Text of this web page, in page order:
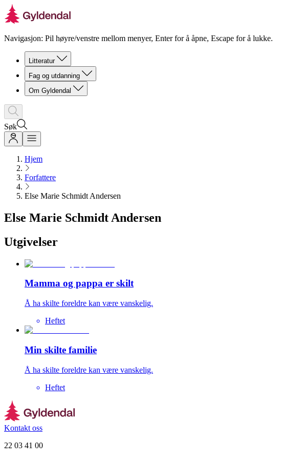
Navigasjon: Pil høyre/venstre mellom menyer, Enter for å åpne, Escape for å lukke.
Litteratur
Fag og utdanning
Om Gyldendal
Søk
Hjem
Forfattere
Else Marie Schmidt Andersen
Else Marie Schmidt Andersen
Utgivelser
Mamma og pappa er skilt
Å ha skilte foreldre kan være vanskelig.
Heftet
Min skilte familie
Å ha skilte foreldre kan være vanskelig.
Heftet
Kontakt oss
22 03 41 00